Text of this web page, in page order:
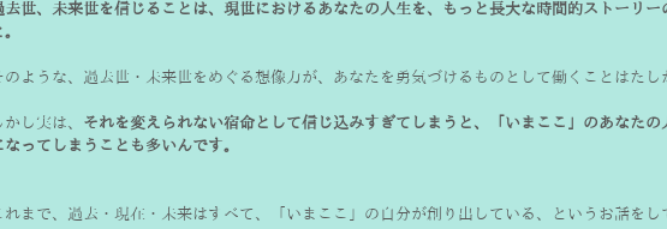
去世、未来世を信じることは、現世におけるあなたの人生を、もっと長大な時間的ストーリー
のような、過去世・未来世をめぐる想像力が、あなたを勇気づけるものとして働くことはたし
かし実は、 それを変えられない宿命として信じ込みすぎてしまうと、「いまここ」のあなたの
なってしまうことも多いんです。